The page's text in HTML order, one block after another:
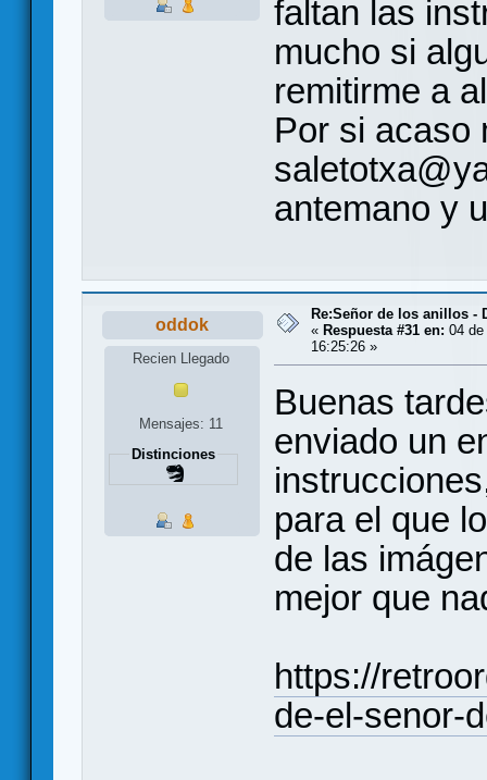
faltan las
mucho si
remitirme a
Por si acaso
antemano y
oddok
Recien Llegado
Mensajes: 11
Distinciones
Re:Señor de los anillos -
« Respuesta #31 en: 04
16:25:26 »
Buenas
enviado un
para el que
de las
mejor que
https://
de-el-senor-